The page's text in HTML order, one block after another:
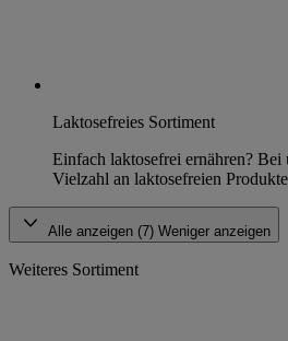
Laktosefreies Sortiment
Einfach laktosefrei ernähren? Bei
Vielzahl an laktosefreien
Alle anzeigen (7) Weniger anzeigen
Weiteres Sortiment